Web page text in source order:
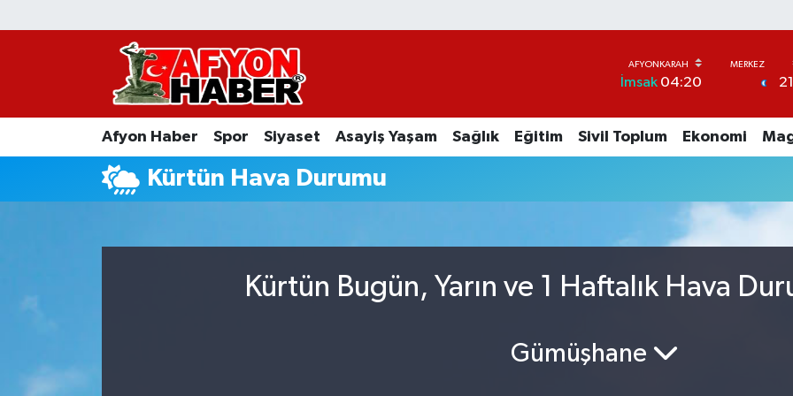
İmsak04:20 21
Afyon Haber Spor Siyaset Asayiş Yaşam Sağlık Eğitim Sivil Toplum Ekonomi
Kürtün Hava Durumu
Kürtün Bugün, Yarın ve 1 Haftalık Hava
Gümüşhane
Afyon Haber
Spor
Asayiş Yaşam